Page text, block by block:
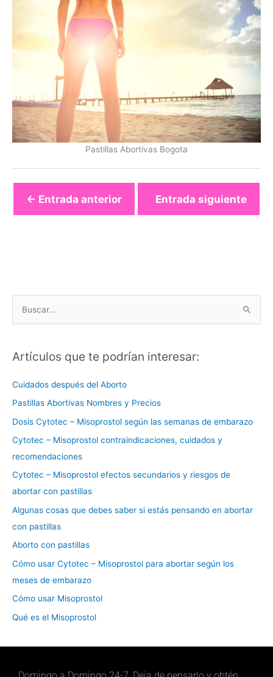
Pastillas Abortivas Bogota
← Entrada anterior
Entrada siguiente
c
o
r
:
Artículos que te podrían interesar:
Cuidados después del Aborto
Pastillas Abortivas Nombres y Precios
Dosis Cytotec – Misoprostol según las semanas de embarazo
Cytotec – Misoprostol contraindicaciones, cuidados y
recomendaciones
Cytotec – Misoprostol efectos secundarios y riesgos de
abortar con pastillas
Algunas cosas que debes saber si estás pensando en abortar
con pastillas
Aborto con pastillas
Cómo usar Cytotec – Misoprostol para abortar según los
meses de embarazo
Cómo usar Misoprostol
Qué es el Misoprostol